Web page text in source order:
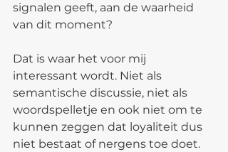
signalen geeft, aan de waarheid
van dit moment?
Dat is waar het voor mij
interessant wordt. Niet als
semantische discussie, niet als
woordspelletje en ook niet om te
kunnen zeggen dat loyaliteit dus
niet bestaat of nergens toe doet.